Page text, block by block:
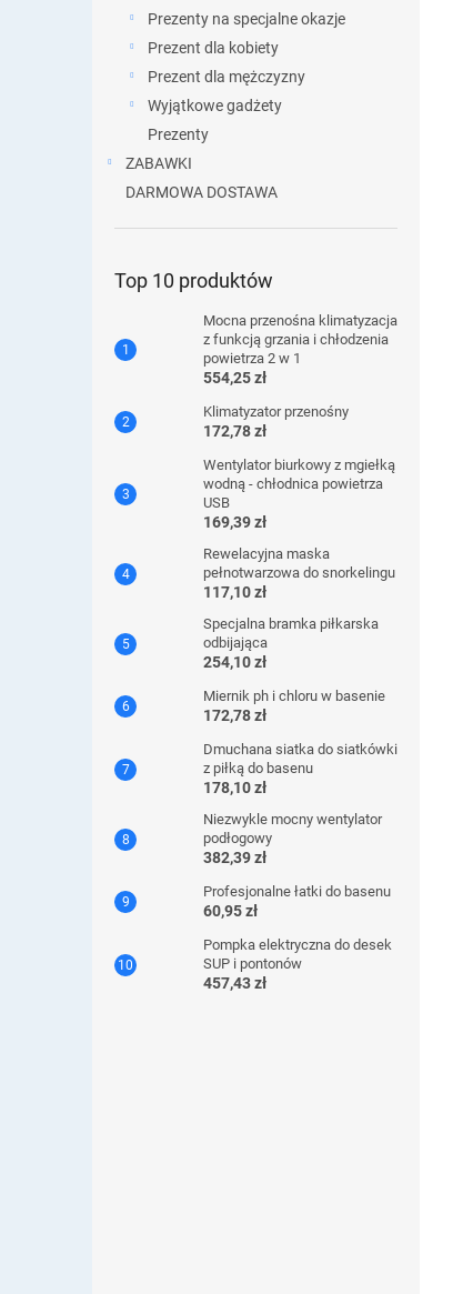
Prezenty na specjalne okazje
Prezent dla kobiety
Prezent dla mężczyzny
Wyjątkowe gadżety
Prezenty
ZABAWKI
DARMOWA DOSTAWA
Top 10 produktów
Mocna przenośna klimatyzacja
z funkcją grzania i chłodzenia
powietrza 2 w 1
554,25 zł
Klimatyzator przenośny
172,78 zł
Wentylator biurkowy z mgiełką
wodną - chłodnica powietrza
USB
169,39 zł
Rewelacyjna maska ​​
pełnotwarzowa do snorkelingu
117,10 zł
Specjalna bramka piłkarska
odbijająca
254,10 zł
Miernik ph i chloru w basenie
172,78 zł
Dmuchana siatka do siatkówki
z piłką do basenu
178,10 zł
Niezwykle mocny wentylator
podłogowy
382,39 zł
Profesjonalne łatki do basenu
60,95 zł
Pompka elektryczna do desek
SUP i pontonów
457,43 zł